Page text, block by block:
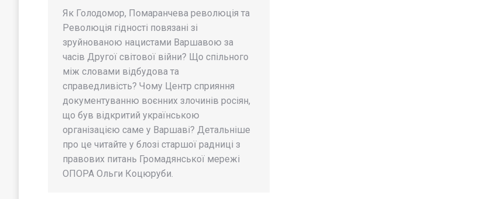
Як Голодомор, Помаранчева революція та
Революція гідності повязані зі
зруйнованою нацистами Варшавою за
часів Другої світової війни? Що спільного
між словами відбудова та
справедливість? Чому Центр сприяння
документуванню воєнних злочинів росіян,
що був відкритий українською
організацією саме у Варшаві? Детальніше
про це читайте у блозі старшої радниці з
правових питань Громадянської мережі
ОПОРА Ольги Коцюруби.